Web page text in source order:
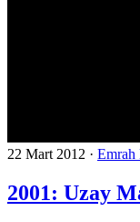
22 Mart 2012 · Emrah
2001: Uzay